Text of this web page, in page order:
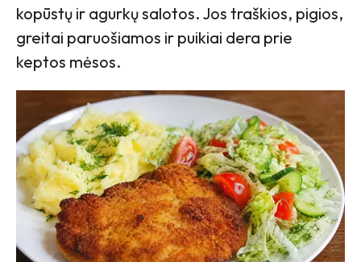
kopūstų ir agurkų salotos. Jos traškios, pigios,
greitai paruošiamos ir puikiai dera prie
keptos mėsos.